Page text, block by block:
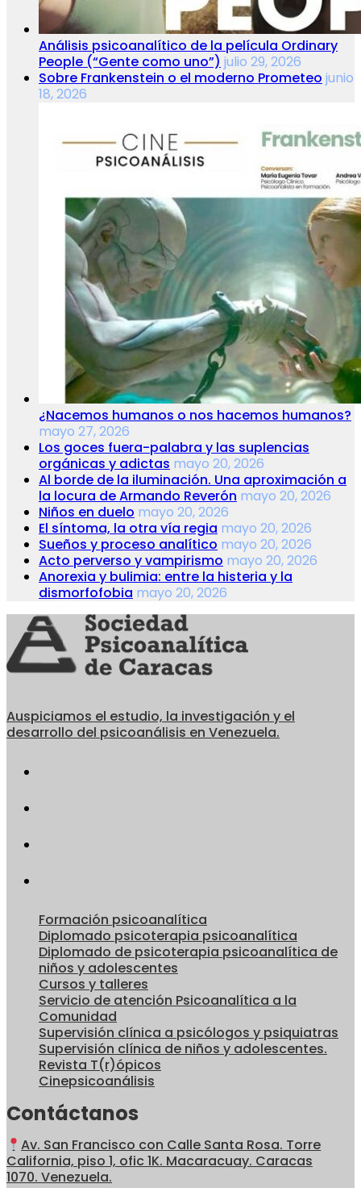
Análisis psicoanalítico de la película Ordinary
People (“Gente como uno”) julio 29, 2026
Sobre Frankenstein o el moderno Prometeo junio
18, 2026
¿Nacemos humanos o nos hacemos humanos?
mayo 27, 2026
Los goces fuera-palabra y las suplencias
orgánicas y adictas mayo 20, 2026
Al borde de la iluminación. Una aproximación a
la locura de Armando Reverón mayo 20, 2026
Niños en duelo mayo 20, 2026
El síntoma, la otra vía regia mayo 20, 2026
Sueños y proceso analítico mayo 20, 2026
Acto perverso y vampirismo mayo 20, 2026
Anorexia y bulimia: entre la histeria y la
dismorfofobia mayo 20, 2026
Auspiciamos el estudio, la investigación y el
desarrollo del psicoanálisis en Venezuela.
Formación psicoanalítica
Diplomado psicoterapia psicoanalítica
Diplomado de psicoterapia psicoanalítica de
niños y adolescentes
Cursos y talleres
Servicio de atención Psicoanalítica a la
Comunidad
Supervisión clínica a psicólogos y psiquiatras
Supervisión clínica de niños y adolescentes.
Revista T(r)ópicos
Cinepsicoanálisis
Contáctanos
Av. San Francisco con Calle Santa Rosa. Torre
California, piso 1, ofic 1K. Macaracuay. Caracas
1070. Venezuela.